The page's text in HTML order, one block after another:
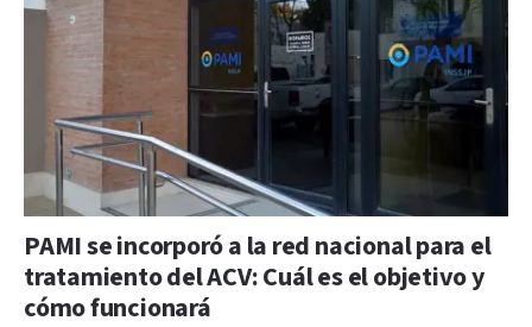
PAMI se incorporó a la red nacional para el
tratamiento del ACV: Cuál es el objetivo y
cómo funcionará